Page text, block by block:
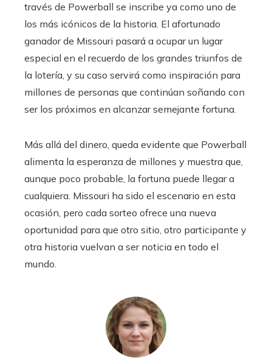
través de Powerball se inscribe ya como uno de
los más icónicos de la historia. El afortunado
ganador de Missouri pasará a ocupar un lugar
especial en el recuerdo de los grandes triunfos de
la lotería, y su caso servirá como inspiración para
millones de personas que continúan soñando con
ser los próximos en alcanzar semejante fortuna.
Más allá del dinero, queda evidente que Powerball
alimenta la esperanza de millones y muestra que,
aunque poco probable, la fortuna puede llegar a
cualquiera. Missouri ha sido el escenario en esta
ocasión, pero cada sorteo ofrece una nueva
oportunidad para que otro sitio, otro participante y
otra historia vuelvan a ser noticia en todo el
mundo.